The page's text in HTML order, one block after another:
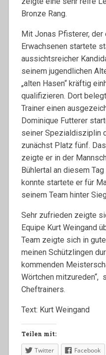
Bronze Rang.
Mit Jonas Pfisterer, der
Erwachsenen startete
aussichtsreicher
seinem jugendlichen
„alten Hasen“ kräftig
qualifizieren. Dort
Trainer einen
Dominique Futterer
seiner Spezialdisziplin
zunächst Platz fünf.
zeigte er in der
Bühlertal an diesem
konnte startete er für
seinem Team hinter
Sehr zufrieden zeigte
Equipe Kurt Weingand
Team zeigte sich in
meinen Schützlingen
kommenden
Wörtchen mitzureden“,
Cheftrainers.
Text: Kurt Weingand
Teilen mit:
Twitter Facebook